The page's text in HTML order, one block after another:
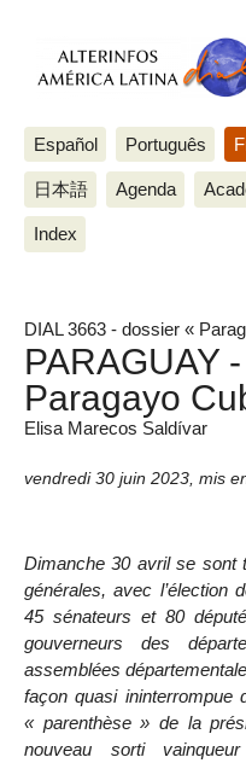
Español Português
日本語 Agenda
Index
DIAL 3663 - dossier «
PARAGUAY
Paragayo
Elisa Marecos Saldívar
vendredi 30 juin 2023 mis
Dimanche 30 avril se sont
générales, avec l’élection
45 sénateurs et 80
gouverneurs des
assemblées
façon quasi ininterrompue
« parenthèse » de la
nouveau sorti